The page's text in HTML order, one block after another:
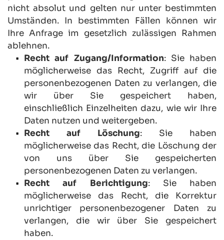
nicht absolut und gelten nur unter bestimmten
Umständen. In bestimmten Fällen können wir
Ihre Anfrage im gesetzlich zulässigen Rahmen
ablehnen.
Recht auf Zugang/Information: Sie haben
möglicherweise das Recht, Zugriff auf die
personenbezogenen Daten zu verlangen, die
wir über Sie gespeichert haben,
einschließlich Einzelheiten dazu, wie wir Ihre
Daten nutzen und weitergeben.
Recht auf Löschung: Sie haben
möglicherweise das Recht, die Löschung der
von uns über Sie gespeicherten
personenbezogenen Daten zu verlangen.
Recht auf Berichtigung: Sie haben
möglicherweise das Recht, die Korrektur
unrichtiger personenbezogener Daten zu
verlangen, die wir über Sie gespeichert
haben.